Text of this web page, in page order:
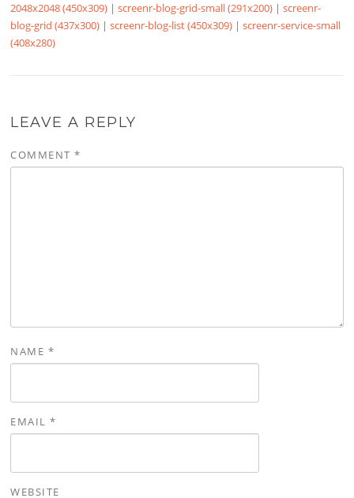
2048x2048 (450x309) |screenr-blog-grid-small (291x200) |screenr-
blog-grid (437x300) |screenr-blog-list (450x309) |screenr-service-small
(408x280)
LEAVE A REPLY
COMMENT*
NAME *
EMAIL*
WEBSITE